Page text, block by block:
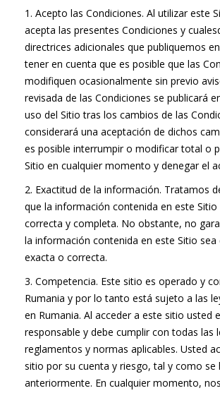
1. Acepto las Condiciones. Al utilizar este
acepta las presentes Condiciones y
directrices adicionales que publiquemos
tener en cuenta que es posible que las
modifiquen ocasionalmente sin previo
revisada de las Condiciones se publicará
uso del Sitio tras los cambios de las
considerará una aceptación de dichos
es posible interrumpir o modificar total o
Sitio en cualquier momento y denegar el
2. Exactitud de la información. Tratamos
que la información contenida en este Sitio
correcta y completa. No obstante, no
la información contenida en este Sitio sea
exacta o correcta.
3. Competencia. Este sitio es operado y
Rumania y por lo tanto está sujeto a las
en Rumania. Al acceder a este sitio usted
responsable y debe cumplir con todas las
reglamentos y normas aplicables. Usted
sitio por su cuenta y riesgo, tal y como se
anteriormente. En cualquier momento,